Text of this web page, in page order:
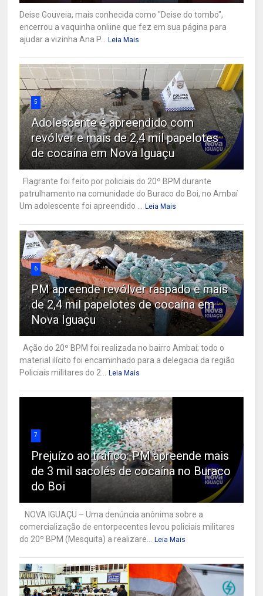
Deise Gouveia, mais conhecida como "Deise do tombo",
encerrou a vaquinha onliine que fez em sua página para
ajudar a vizinha Ana P...
Leia Mais
5
Adolescente é apreendido com
revólver e mais de 2,4 mil papelotes
de cocaína em Nova Iguaçu
Flagrante foi feito por policiais do 20º BPM durante
patrulhamento na comunidade do Buraco do Boi, no Ambaí
Um adolescente foi apreendido ...
Leia Mais
6
PM apreende revólver raspado e mais
de 2,4 mil papelotes de cocaína em
Nova Iguaçu
Ação do 20º BPM foi realizada no bairro Ambaí; todo o
material ilícito foi encaminhado para a delegacia da região
Policiais militares do 2...
Leia Mais
7
Prejuízo ao tráfico: PM apreende mais
de 3 mil sacolés de cocaína no Buraco
do Boi
NOVA IGUAÇU – Uma denúncia anônima sobre a
comercialização de entorpecentes levou policiais militares
do 20º BPM (Mesquita) a realizare...
Leia Mais